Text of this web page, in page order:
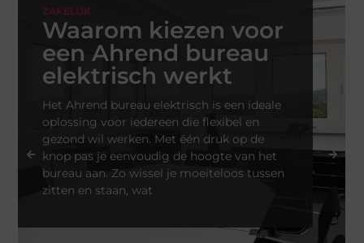
ZAKELIJK
Waarom kiezen voor
een Ahrend bureau
elektrisch werkt
Het Ahrend bureau elektrisch is een ideale
oplossing voor iedereen die flexibel en
gezond wil werken. Met één druk op de
knop pas je eenvoudig de hoogte van het
bureau aan. Zo wissel je moeiteloos tussen
zitten en staan, wat